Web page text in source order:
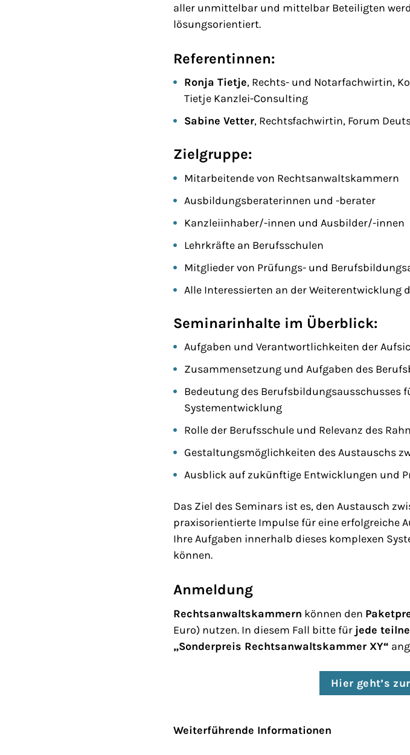
aller unmittelbar und mittelbar Beteiligten
lösungsorientiert.
Referentinnen:
Ronja Tietje, Rechts- und Notarfachwirtin,
Tietje Kanzlei-Consulting
Sabine Vetter, Rechtsfachwirtin, Forum
Zielgruppe:
Mitarbeitende von Rechtsanwaltskammern
Ausbildungsberaterinnen und -berater
Kanzleiinhaber/-innen und Ausbilder/-innen
Lehrkräfte an Berufsschulen
Mitglieder von Prüfungs- und
Alle Interessierten an der Weiterentwicklung
Seminarinhalte im Überblick:
Aufgaben und Verantwortlichkeiten der
Zusammensetzung und Aufgaben des
Bedeutung des Berufsbildungsausschusses
Systementwicklung
Rolle der Berufsschule und Relevanz des
Gestaltungsmöglichkeiten des Austauschs
Ausblick auf zukünftige Entwicklungen und
Das Ziel des Seminars ist es, den Austausch
praxisorientierte Impulse für eine erfolgreiche
Ihre Aufgaben innerhalb dieses komplexen
können.
Anmeldung
Rechtsanwaltskammern können den
Euro) nutzen. In diesem Fall bitte für jede
„Sonderpreis Rechtsanwaltskammer XY“
Hier geht’s
Weiterführende Informationen